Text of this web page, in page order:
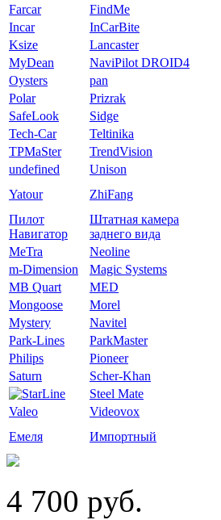
Farcar
FindMe
Incar
InCarBite
Ksize
Lancaster
MyDean
NaviPilot DROID4
Oysters
pan
Polar
Prizrak
SafeLook
Sidge
Tech-Car
Teltinika
TPMaSter
TrendVision
undefined
Unison
Yatour
ZhiFang
Пилот
Навигатор
Штатная камера
заднего вида
MeTra
Neoline
m-Dimension
Magic Systems
MB Quart
MED
Mongoose
Morel
Mystery
Navitel
Park-Lines
ParkMaster
Philips
Pioneer
Saturn
Scher-Khan
Steel Mate
Valeo
Videovox
Емеля
Импортный
4 700 pуб.